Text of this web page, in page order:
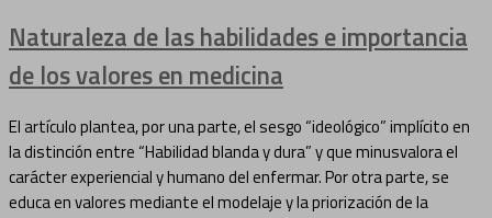
Naturaleza de las habilidades e importancia
de los valores en medicina
El artículo plantea, por una parte, el sesgo “ideológico” implícito en
la distinción entre “Habilidad blanda y dura” y que minusvalora el
carácter experiencial y humano del enfermar. Por otra parte, se
educa en valores mediante el modelaje y la priorización de la